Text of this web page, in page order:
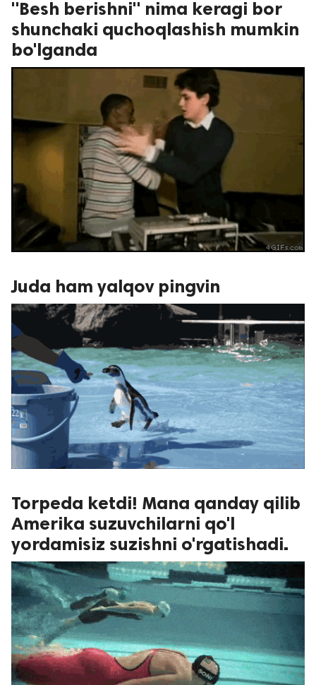
"Besh berishni" nima keragi bor
shunchaki quchoqlashish mumkin
bo'lganda
Juda ham yalqov pingvin
Torpeda ketdi! Mana qanday qilib
Amerika suzuvchilarni qo'l
yordamisiz suzishni o'rgatishadi.